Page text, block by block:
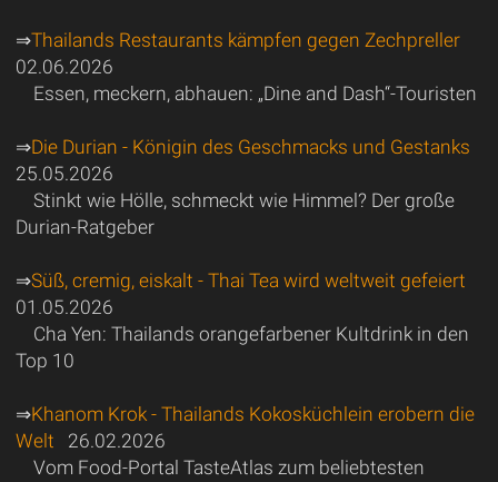
⇒Thailands Restaurants kämpfen gegen Zechpreller
02.06.2026
Essen, meckern, abhauen: „Dine and Dash“-Touristen
⇒Die Durian - Königin des Geschmacks und Gestanks
25.05.2026
Stinkt wie Hölle, schmeckt wie Himmel? Der große
Durian-Ratgeber
⇒Süß, cremig, eiskalt - Thai Tea wird weltweit gefeiert
01.05.2026
Cha Yen: Thailands orangefarbener Kultdrink in den
Top 10
⇒Khanom Krok - Thailands Kokosküchlein erobern die
Welt
26.02.2026
Vom Food-Portal TasteAtlas zum beliebtesten